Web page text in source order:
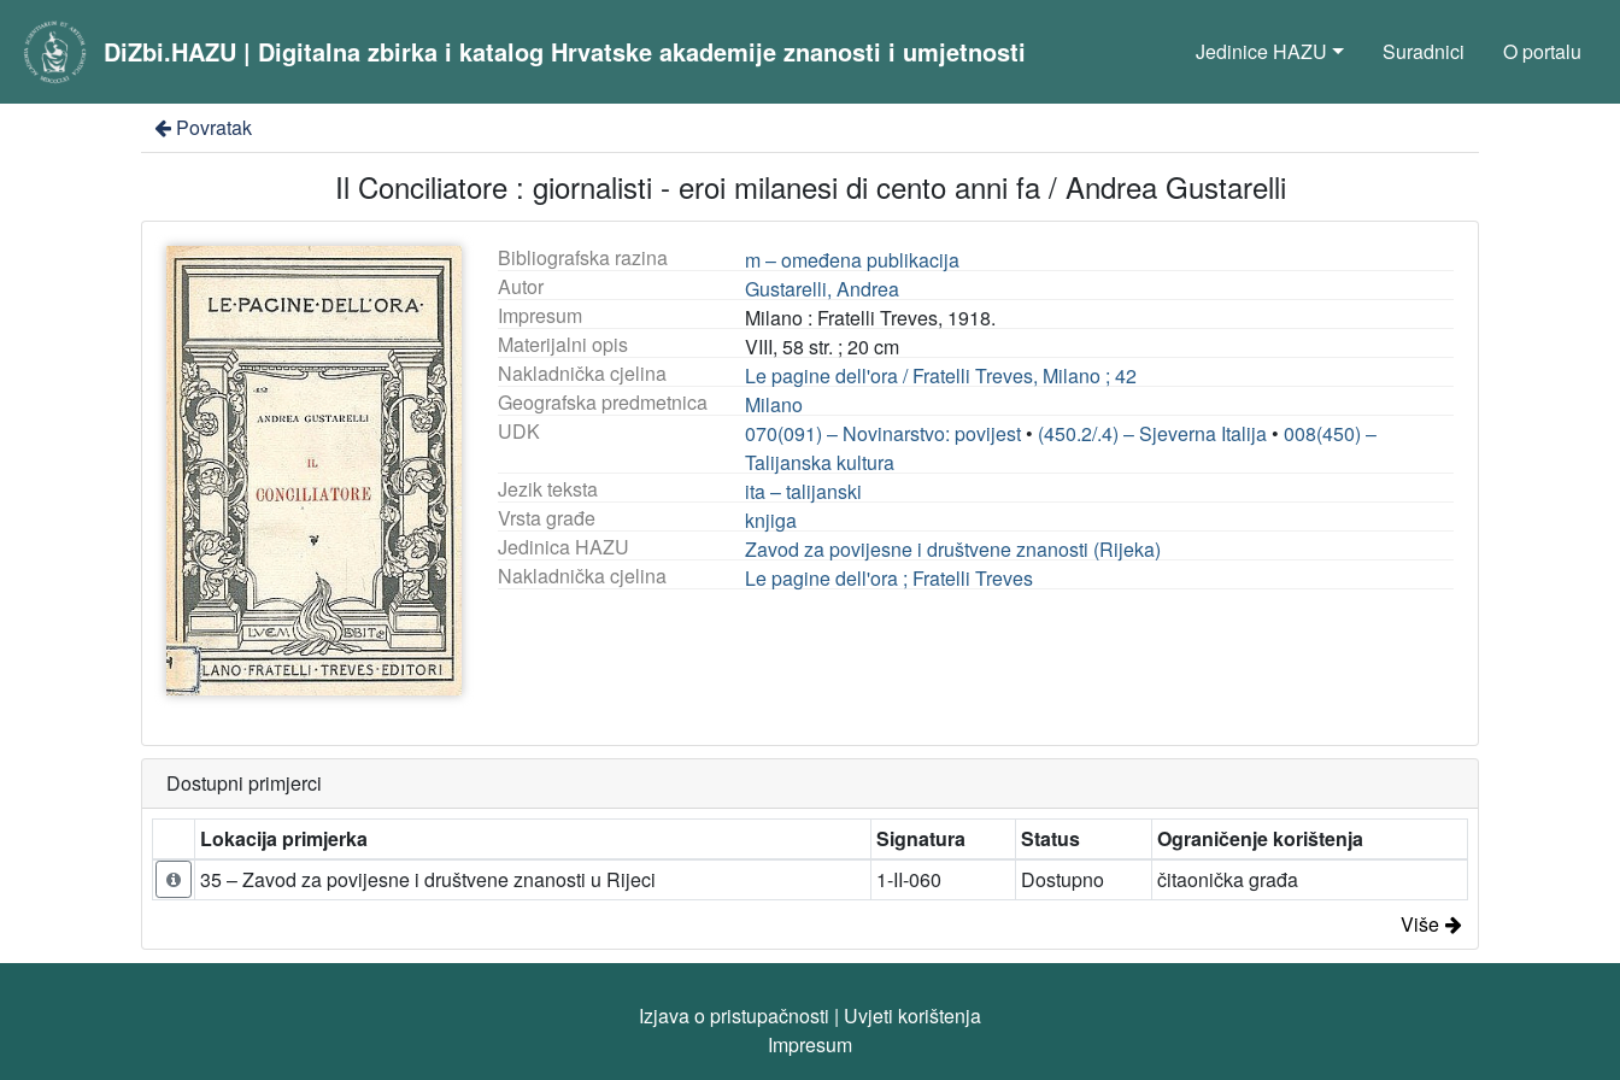
DiZbi.HAZU | Digitalna zbirka i katalog Hrvatske akademije znanosti i umjetnosti Jedinice HAZU Suradnici O portalu
Povratak
Il Conciliatore : giornalisti - eroi milanesi di cento anni fa / Andrea Gustarelli
Bibliografska razina
m – omeđena publikacija
Autor
Gustarelli, Andrea
Impresum
Milano : Fratelli Treves, 1918.
Materijalni opis
VIII, 58 str. ; 20 cm
Nakladnička cjelina
Le pagine dell'ora / Fratelli Treves, Milano ; 42
Geografska predmetnica
Milano
UDK
070(091) – Novinarstvo: povijest • (450.2/.4) – Sjeverna Italija •008(450) –
Talijanska kultura
Jezik teksta
ita – talijanski
Vrsta građe
knjiga
Jedinica HAZU
Zavod za povijesne i društvene znanosti (Rijeka)
Nakladnička cjelina
Le pagine dell'ora ; Fratelli Treves
Dostupni primjerci
Lokacija primjerka
Signatura Status
Ograničenje korištenja
35 – Zavod za povijesne i društvene znanosti u Rijeci
1-II-060 Dostupno
čitaonička građa
Više
Izjava o pristupačnosti | Uvjeti korištenja
Impresum